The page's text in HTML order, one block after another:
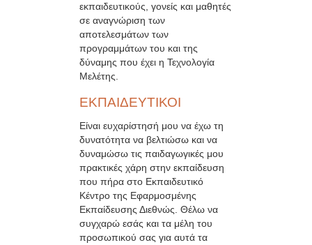
εκπαιδευτικούς, γονείς και μαθητές
σε αναγνώριση των
αποτελεσμάτων των
προγραμμάτων του και της
δύναμης που έχει η Τεχνολογία
Μελέτης.
ΕΚΠΑΙΔΕΥΤΙΚΟΙ
Είναι ευχαρίστησή μου να έχω τη
δυνατότητα να βελτιώσω και να
δυναμώσω τις παιδαγωγικές μου
πρακτικές χάρη στην εκπαίδευση
που πήρα στο Εκπαιδευτικό
Κέντρο της Εφαρμοσμένης
Εκπαίδευσης Διεθνώς. Θέλω να
συγχαρώ εσάς και τα μέλη του
προσωπικού σας για αυτά τα